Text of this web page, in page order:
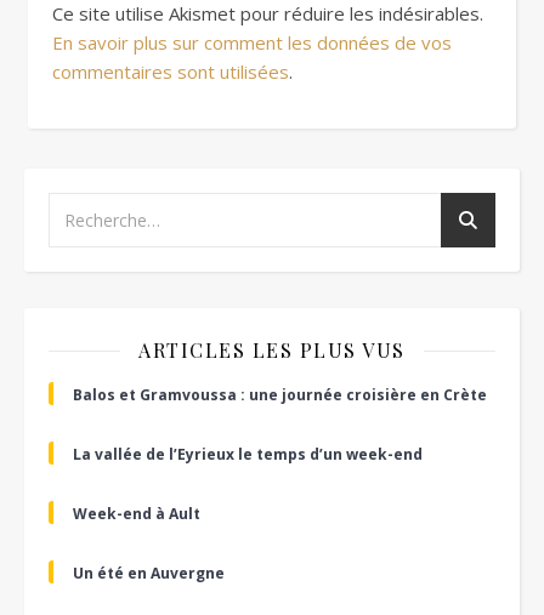
Ce site utilise Akismet pour réduire les indésirables.
En savoir plus sur comment les données de vos
commentaires sont utilisées.
ARTICLES LES PLUS VUS
Balos et Gramvoussa : une journée croisière en Crète
La vallée de l’Eyrieux le temps d’un week-end
Week-end à Ault
Un été en Auvergne